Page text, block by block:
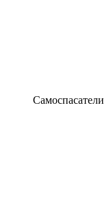
Самоспасатели